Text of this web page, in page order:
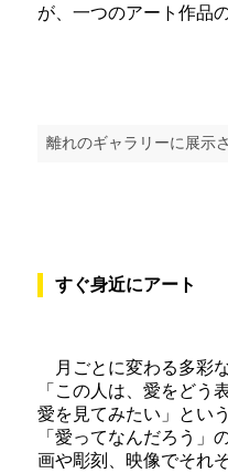
が、一つのアート作品
離れのギャラリーに展示
すぐ身近にアート
月ごとに変わる多彩
「この人は、愛をどう
愛を見てみたい」とい
「愛ってなんだろう」
画や彫刻、映像でそれ